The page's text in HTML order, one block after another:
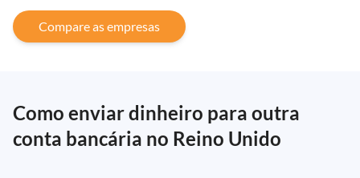
Compare as empresas
Como enviar dinheiro para outra
conta bancária no Reino Unido